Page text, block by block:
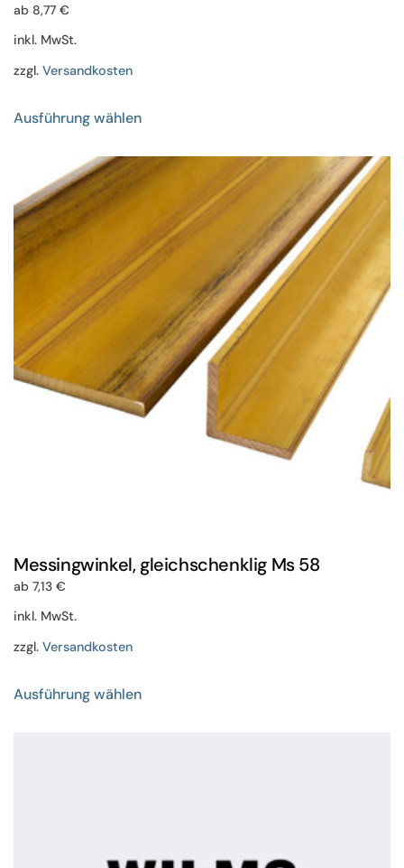
ab 8,77 €
inkl. MwSt.
zzgl. Versandkosten
Ausführung wählenProdukt
mehrere
Varianten
Optionen
der
Produktseite
gewählt
werden
Messingwinkel, gleichschenklig Ms 58
ab 7,13 €
inkl. MwSt.
zzgl. Versandkosten
Ausführung wählenProdukt
können